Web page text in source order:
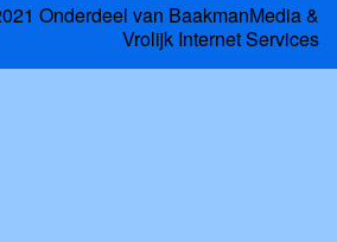
Onderdeel van BaakmanMedia&
Vrolijk Internet Services